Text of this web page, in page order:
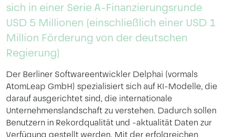
sich in einer Serie A-Finanzierungsrunde
USD 5 Millionen (einschließlich einer USD 1
Million Förderung von der deutschen
Regierung)
Der Berliner Softwareentwickler Delphai (vormals
AtomLeap GmbH) spezialisiert sich auf KI-Modelle, die
darauf ausgerichtet sind, die internationale
Unternehmenslandschaft zu verstehen. Dadurch sollen
Benutzern in Rekordqualität und -aktualität Daten zur
Verfügung gestellt werden. Mit der erfolgreichen